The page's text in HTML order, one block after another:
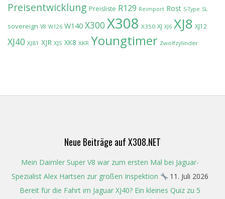
Preisentwicklung Preisliste R129 Reimport Rost S-Type SL
sovereign V8 W126 W140 X300 X308 X350 XJ XJ6 XJ8 XJ12
XJ40 XJ81 XJR XJS XK8 XKR Youngtimer Zwölfzylinder
Neue Beiträge auf X308.NET
Mein Daimler Super V8 war zum ersten Mal bei Jaguar-
Spezialist Alex Hartsen zur großen Inspektion
11. Juli 2026
Bereit für die Fahrt im Jaguar XJ40? Ein kleines Quiz zu 5